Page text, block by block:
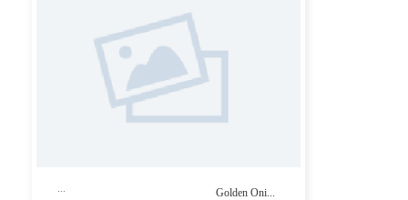
Golden Oni...